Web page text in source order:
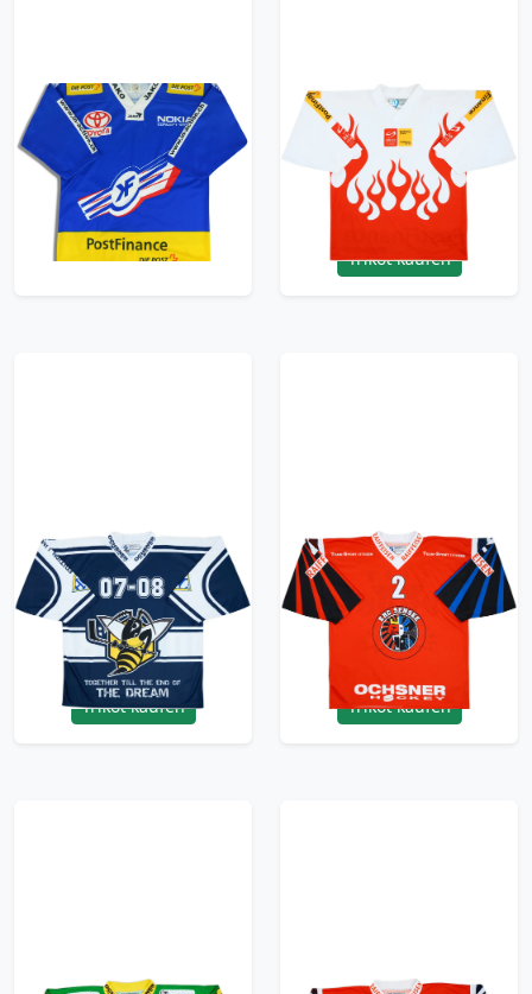
2002-03 Kloten Flyers
Ochsner Jersey
(Home) M
53.99£ · ca. €64
Trikot kaufen
2000s Swiss
PostFinance Trophy
Ochsner Jersey - 7/10
- (S)
53.99£ · ca. €64
Trikot kaufen
2007-08 HC La Chaux-
de-Fonds Play-Off
Ochsner Hockey
Jersey - 7/10 - (XL)
53.99£ · ca. €64
Trikot kaufen
2000-02 EHC Sensee
#2 Ochsner Hockey
Home Jersey - 7/10 -
(XL)
53.99£ · ca. €64
Trikot kaufen